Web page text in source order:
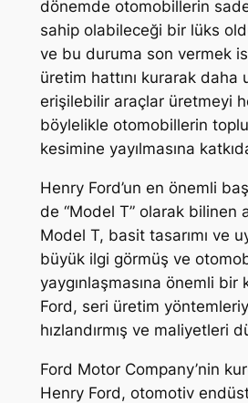
dönemde otomobillerin
sahip olabileceği bir lüks
ve bu duruma son vermek
üretim hattını kurarak daha
erişilebilir araçlar üretmeyi
böylelikle otomobillerin
kesimine yayılmasına
Henry Ford’un en önemli
de “Model T” olarak bilinen
Model T, basit tasarımı ve
büyük ilgi görmüş ve
yaygınlaşmasına önemli bir
Ford, seri üretim
hızlandırmış ve maliyetleri
Ford Motor Company’nin
Henry Ford, otomotiv